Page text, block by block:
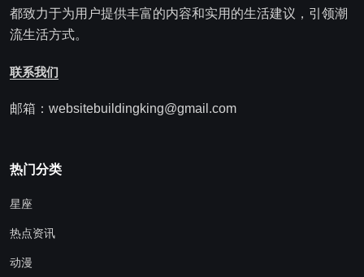
都致力于为用户提供丰富的内容和实用的生活建议，引领潮
流生活方式。
联系我们
邮箱：websitebuildingking@gmail.com
热门分类
星座
热点资讯
动漫